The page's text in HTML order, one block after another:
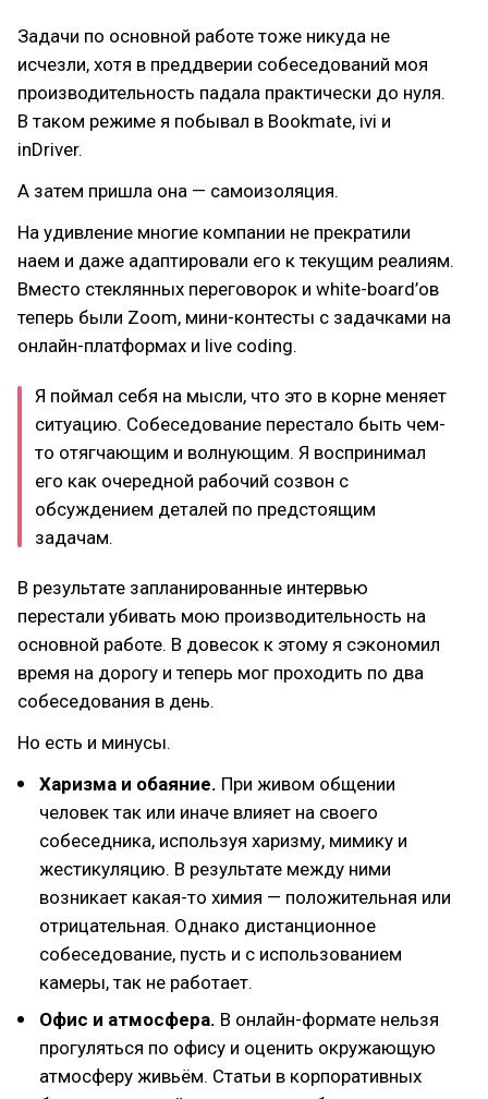
Задачи по основной работе тоже никуда не
исчезли, хотя в преддверии собеседований моя
производительность падала практически до нуля.
В таком режиме я побывал в Bookmate, ivi и
inDriver.
А затем пришла она — самоизоляция.
На удивление многие компании не прекратили
наем и даже адаптировали его к текущим реалиям.
Вместо стеклянных переговорок и white-board’ов
теперь были Zoom, мини-контесты с задачками на
онлайн-платформах и live coding.
Я поймал себя на мысли, что это в корне меняет
ситуацию. Собеседование перестало быть чем-
то отягчающим и волнующим. Я воспринимал
его как очередной рабочий созвон с
обсуждением деталей по предстоящим
задачам.
В результате запланированные интервью
перестали убивать мою производительность на
основной работе. В довесок к этому я сэкономил
время на дорогу и теперь мог проходить по два
собеседования в день.
Но есть и минусы.
Харизма и обаяние. При живом общении
человек так или иначе влияет на своего
собеседника, используя харизму, мимику и
жестикуляцию. В результате между ними
возникает какая-то химия — положительная или
отрицательная. Однако дистанционное
собеседование, пусть и с использованием
камеры, так не работает.
Офис и атмосфера. В онлайн-формате нельзя
прогуляться по офису и оценить окружающую
атмосферу живьём. Статьи в корпоративных